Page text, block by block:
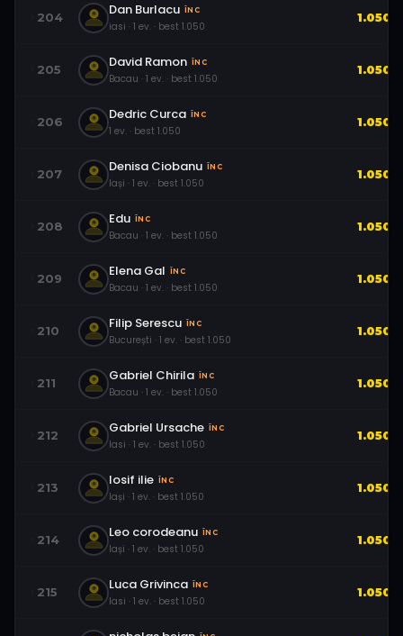
204 Dan Burlacu ÎNC
iasi · 1 ev. · best 1.050
1.050
205 David Ramon ÎNC
Bacau · 1 ev. · best 1.050
1.050
206 Dedric Curca ÎNC
1 ev. · best 1.050
1.050
207 Denisa Ciobanu ÎNC
Iași · 1 ev. · best 1.050
1.050
208 Edu ÎNC
Bacau · 1 ev. · best 1.050
1.050
209 Elena Gal ÎNC
Bacau · 1 ev. · best 1.050
1.050
210 Filip Serescu ÎNC
București · 1 ev. · best 1.050
1.050
211 Gabriel Chirila ÎNC
Bacau · 1 ev. · best 1.050
1.050
212 Gabriel Ursache ÎNC
Iasi · 1 ev. · best 1.050
1.050
213 Iosif ilie ÎNC
Iași · 1 ev. · best 1.050
1.050
214 Leo corodeanu ÎNC
Iași · 1 ev. · best 1.050
1.050
215 Luca Grivinca ÎNC
Iasi · 1 ev. · best 1.050
1.050